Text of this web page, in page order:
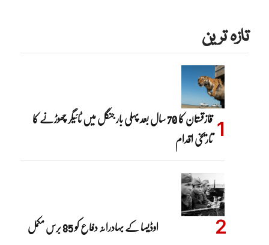
تازہ ترین
قازقستان کا 70 سال بعد پہلی بار جنگل میں ٹائیگر چھوڑنے کا
تاریخی اقدام
اوڈیسا کے بہادرانہ دفاع کو 85 برس مکمل